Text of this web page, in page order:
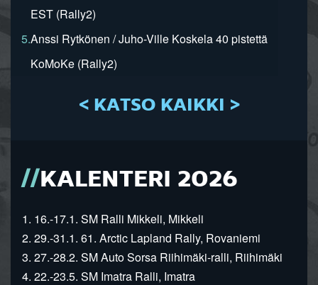
EST (Rally2)
5.Anssi Rytkönen / Juho-Ville Koskela 40 pistettä
KoMoKe (Rally2)
< KATSO KAIKKI >
KALENTERI 2026
1. 16.-17.1. SM Ralli Mikkeli, Mikkeli
2. 29.-31.1. 61. Arctic Lapland Rally, Rovaniemi
3. 27.-28.2. SM Auto Sorsa Riihimäki-ralli, Riihimäki
4. 22.-23.5. SM Imatra Ralli, Imatra